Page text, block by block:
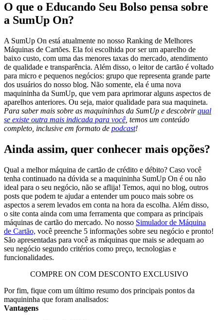
O que o Educando Seu Bolso pensa sobre
a SumUp On?
A SumUp On está atualmente no nosso Ranking de Melhores
Máquinas de Cartões. Ela foi escolhida por ser um aparelho de
baixo custo, com uma das menores taxas do mercado, atendimento
de qualidade e transparência. Além disso, o leitor de cartão é voltado
para micro e pequenos negócios: grupo que representa grande parte
dos usuários do nosso blog. Não somente, ela é uma nova
maquininha da SumUp, que vem para aprimorar alguns aspectos de
aparelhos anteriores. Ou seja, maior qualidade para sua maquineta.
Para saber mais sobre as maquininhas da SumUp e descobrirqual
se existe outra mais indicada para você , temos um conteúdo
completo, inclusive em formato de podcast!
Ainda assim, quer conhecer mais opções?
Qual a melhor máquina de cartão de crédito e débito? Caso você
tenha continuado na dúvida se a maquininha SumUp On é ou não
ideal para o seu negócio, não se aflija! Temos, aqui no blog, outros
posts que podem te ajudar a entender um pouco mais sobre os
aspectos a serem levados em conta na hora da escolha. Além disso,
o site conta ainda com uma ferramenta que compara as principais
máquinas de cartão do mercado. No nosso Simulador de Máquina
de Cartão, você preenche 5 informações sobre seu negócio e pronto!
São apresentadas para você as máquinas que mais se adequam ao
seu negócio segundo critérios como preço, tecnologias e
funcionalidades.
COMPRE ON COM DESCONTO EXCLUSIVO
Por fim, fique com um último resumo dos principais pontos da
maquininha que foram analisados:
Vantagens